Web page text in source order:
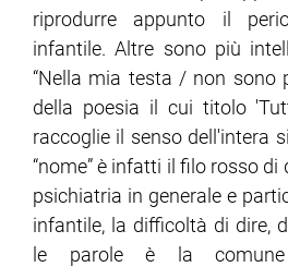
riprodurre appunto il
infantile. Altre sono più
“Nella mia testa / non sono
della poesia il cui titolo
raccoglie il senso dell'intera
“nome” è infatti il filo rosso di
psichiatria in generale e
infantile, la difficoltà di dire,
le parole è la comune